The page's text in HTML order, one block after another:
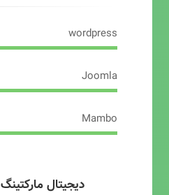
wordpress
Joomla
Mambo
دیجیتال مارکتینگ